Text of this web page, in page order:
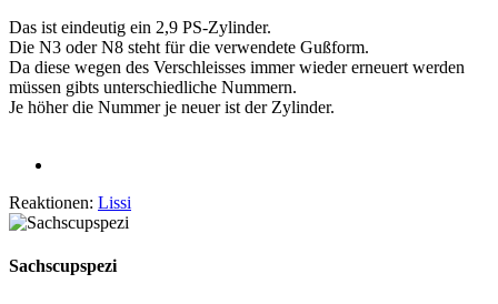
Das ist eindeutig ein 2,9 PS-Zylinder.
Die N3 oder N8 steht für die verwendete Gußform.
Da diese wegen des Verschleisses immer wieder erneuert werden
müssen gibts unterschiedliche Nummern.
Je höher die Nummer je neuer ist der Zylinder.
Reaktionen: Lissi
Sachscupspezi